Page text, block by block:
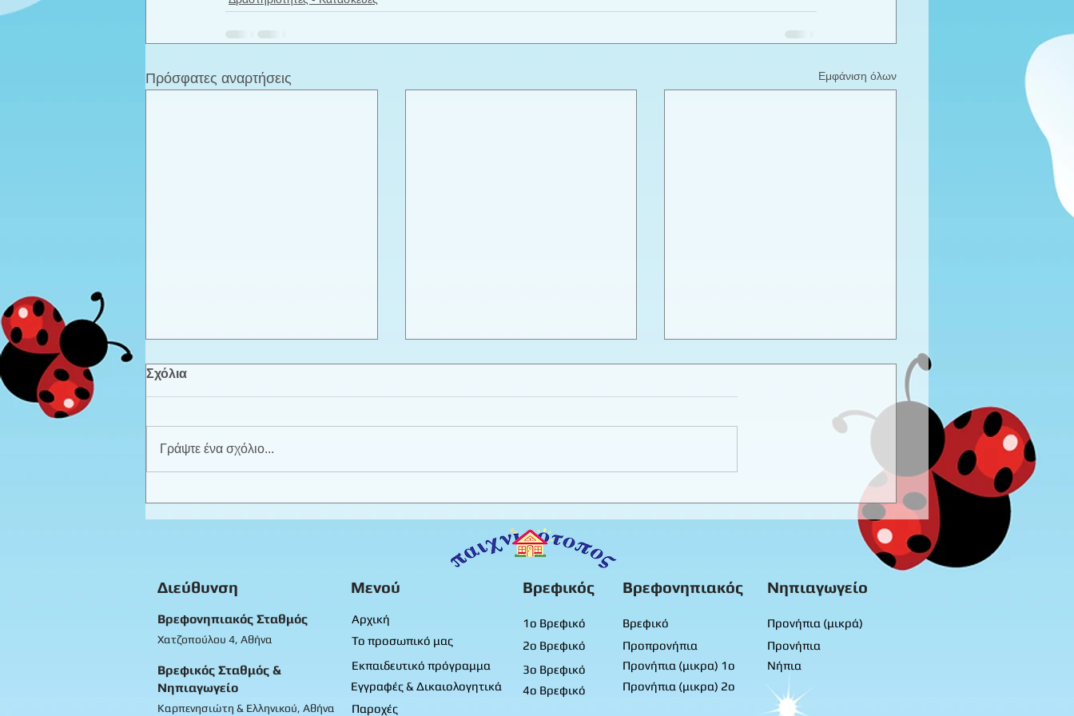
Πρόσφατες αναρτήσεις Εμφάνιση όλων
Σχόλια
Γράψτε ένα σχόλιο...
Διεύθυνση
Βρεφονηπιακός Σταθμός
Χατζοπούλου 4, Αθήνα
Βρεφικός Σταθμός &
Νηπιαγωγείο
Καρπενησιώτη & Ελληνικού, Αθήνα
Μενού Βρεφικός Βρεφονηπιακός Νηπιαγωγείο
Αρχική
Το προσωπικό μας
Εκπαιδευτικό πρόγραμμα
Εγγραφές & Δικαιολογητικά
1ο Βρεφικό
2ο Βρεφικό
3ο Βρεφικό
4ο Βρεφικό
Βρεφικό
Προπρονήπια
Προνήπια (μικρα) 1ο
Προνήπια (μικρα) 2ο
Προνήπια (μικρά)
Προνήπια
Νήπια
Παροχές